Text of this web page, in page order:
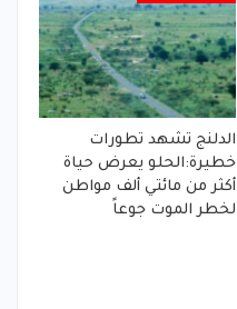
الدلنج تشهد تطورات
خطيرة:الحلو يعرض حياة
أكثر من مائتي ألف مواطن
لخطر الموت جوعاً